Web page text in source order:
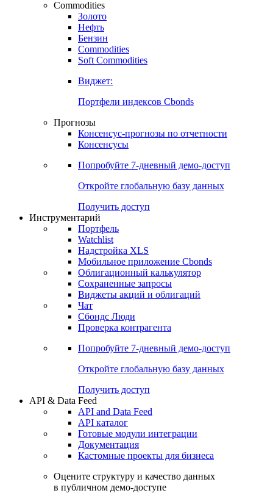
Commodities
Золото
Нефть
Бензин
Commodities
Soft Commodities
Виджет:
Портфели индексов Cbonds
Прогнозы
Консенсус-прогнозы по отчетности
Консенсусы
Попробуйте 7-дневный демо-доступ
Откройте глобальную базу данных
Получить доступ
Инструментарий
Портфель
Watchlist
Надстройка XLS
Мобильное приложение Cbonds
Облигационный калькулятор
Сохраненные запросы
Виджеты акций и облигаций
Чат
Сбондс Люди
Проверка контрагента
Попробуйте 7-дневный демо-доступ
Откройте глобальную базу данных
Получить доступ
API & Data Feed
API and Data Feed
API каталог
Готовые модули интеграции
Документация
Кастомные проекты для бизнеса
Оцените структуру и качество данных
в публичном демо-доступе